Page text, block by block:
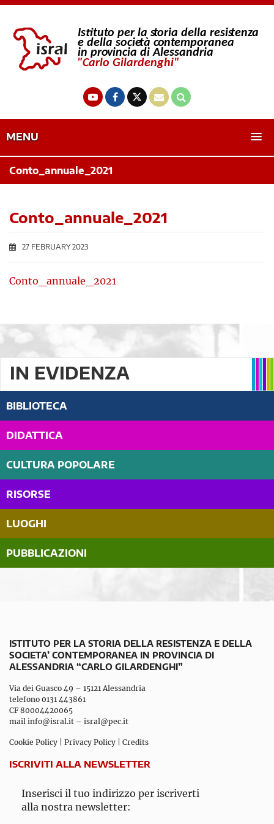
MENU
Conto_annuale_2021
Conto_annuale_2021
27 FEBRUARY 2023
Conto_annuale_2021
IN EVIDENZA
BIBLIOTECA
DIDATTICA
CULTURA POPOLARE
RISORSE
LUOGHI
PUBBLICAZIONI
ISTITUTO PER LA STORIA DELLA RESISTENZA E DELLA
SOCIETA’ CONTEMPORANEA IN PROVINCIA DI
ALESSANDRIA “CARLO GILARDENGHI”
Via dei Guasco 49 – 15121 Alessandria
telefono 0131 443861
CF 80004420065
mail info@isral.it – isral@pec.it
Cookie Policy Privacy Policy Credits
ISCRIVITI ALLA NEWSLETTER
Inserisci il tuo indirizzo per iscriverti
alla nostra newsletter: